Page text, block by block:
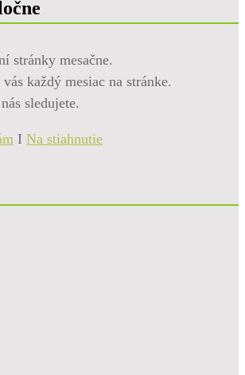
stránky mesačne.
vás každý mesiac na stránke.
sledujete.
I Na stiahnutie